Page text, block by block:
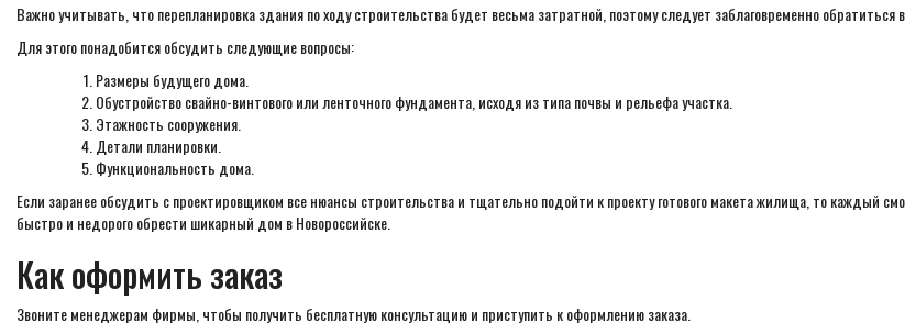
Важно учитывать, что перепланировка здания по ходу строительства будет весьма затратной, поэтому следует заблаговременно обратиться
Для этого понадобится обсудить следующие вопросы:
Размеры будущего дома.
Обустройство свайно-винтового или ленточного фундамента, исходя из типа почвы и рельефа участка.
Этажность сооружения.
Детали планировки.
Функциональность дома.
Если заранее обсудить с проектировщиком все нюансы строительства и тщательно подойти к проекту готового макета жилища, то
быстро и недорого обрести шикарный дом в Новороссийске.
Как оформить заказ
Звоните менеджерам фирмы, чтобы получить бесплатную консультацию и приступить к оформлению заказа.